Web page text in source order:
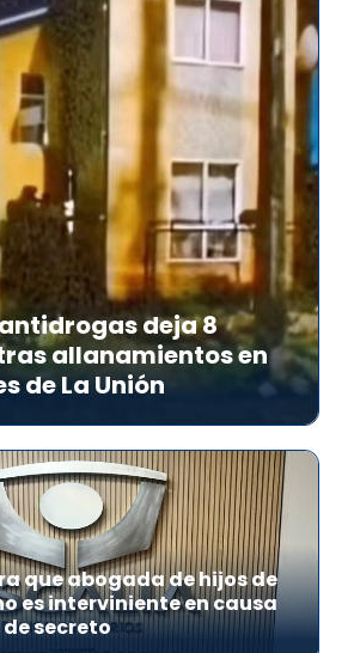
deja 8
allanamientos en
de La Unión
que abogada de hijos de
es interviniente en causa
secreto